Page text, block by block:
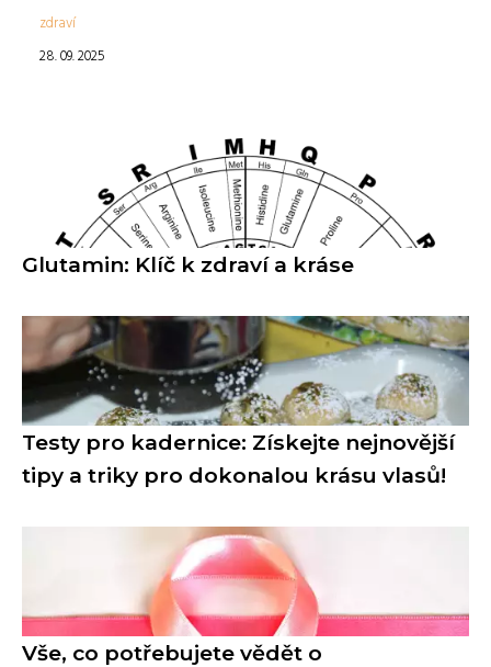
zdraví
28. 09. 2025
Glutamin: Klíč k zdraví a kráse
Testy pro kadernice: Získejte nejnovější
tipy a triky pro dokonalou krásu vlasů!
Vše, co potřebujete vědět o